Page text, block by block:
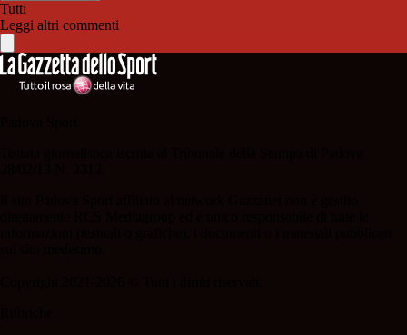
Tutti
Leggi altri commenti